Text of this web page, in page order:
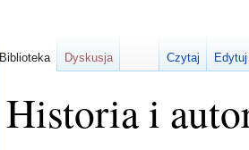
Historia i
Biblioteka Dyskusja Czytaj